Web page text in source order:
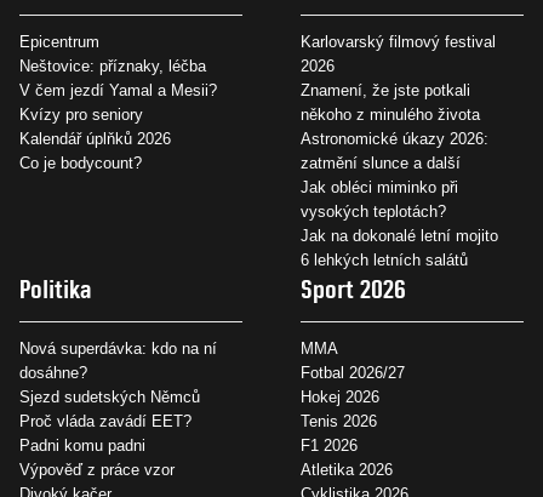
Epicentrum
Neštovice: příznaky, léčba
V čem jezdí Yamal a Mesii?
Kvízy pro seniory
Kalendář úplňků 2026
Co je bodycount?
Karlovarský filmový festival
2026
Znamení, že jste potkali
někoho z minulého života
Astronomické úkazy 2026:
zatmění slunce a další
Jak obléci miminko při
vysokých teplotách?
Jak na dokonalé letní mojito
6 lehkých letních salátů
Politika
Nová superdávka: kdo na ní
dosáhne?
Sjezd sudetských Němců
Proč vláda zavádí EET?
Padni komu padni
Výpověď z práce vzor
Sport 2026
MMA
Fotbal 2026/27
Hokej 2026
Tenis 2026
F1 2026
Atletika 2026